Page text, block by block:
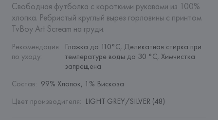
Свободная футболка с короткими рукавами из 100%
хлопка. Ребристый круглый вырез горловины с принтом
TvBoy Art Scream на груди.
Рекомендация
по уходу:
Глажка до 110°C, Деликатная стирка при
температуре воды до 30 °C, Химчистка
запрещена
Состав: 99% Хлопок, 1% Вискоза
Цвет производителя: LIGHT GREY/SILVER (48)